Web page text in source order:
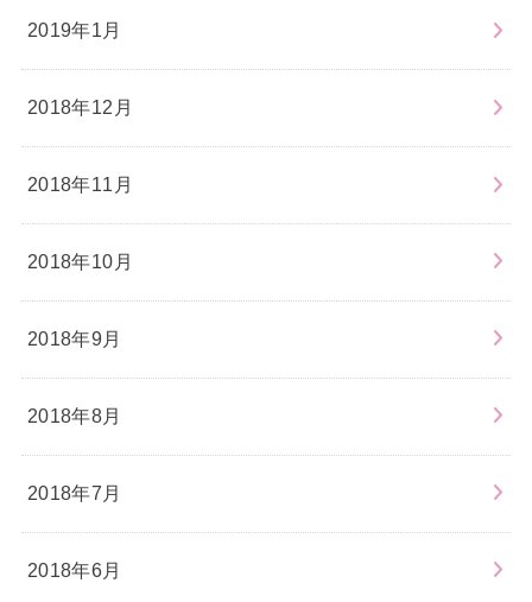
2019年1月
2018年12月
2018年11月
2018年10月
2018年9月
2018年8月
2018年7月
2018年6月